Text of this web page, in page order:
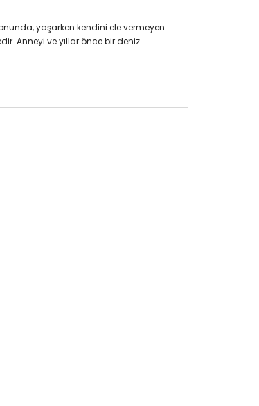
yaşarken kendini ele vermeyen
Anneyi ve yıllar önce bir deniz